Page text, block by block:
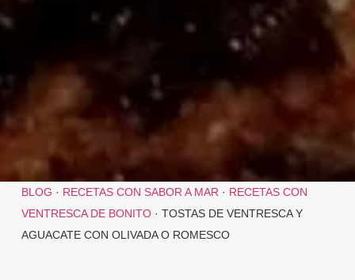
BLOG · RECETAS CON SABOR A MAR · RECETAS CON
VENTRESCA DE BONITO· TOSTAS DE VENTRESCA Y
AGUACATE CON OLIVADA O ROMESCO